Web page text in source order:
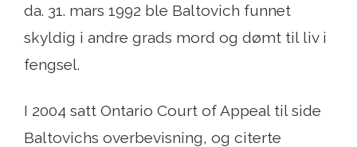
da. 31. mars 1992 ble Baltovich funnet
skyldig i andre grads mord og dømt til liv i
fengsel.
I 2004 satt Ontario Court of Appeal til side
Baltovichs overbevisning, og citerte